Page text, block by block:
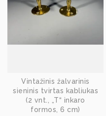
Vintažinis žalvarinis
sieninis tvirtas kabliukas
(2 vnt., „T“ inkaro
formos, 6 cm)